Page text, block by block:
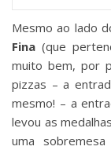
Mesmo ao lado
Fina (que
muito bem, por
pizzas – a
mesmo! – a
levou as
uma